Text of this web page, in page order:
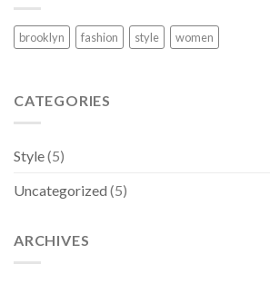
brooklyn fashion style women
CATEGORIES
Style(5)
Uncategorized (5)
ARCHIVES